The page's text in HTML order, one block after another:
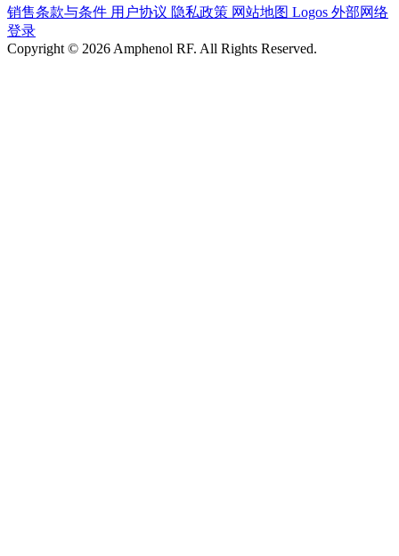
销售条款与条件 用户协议 隐私政策 网站地图 Logos 外部网络
登录
Copyright © 2026 Amphenol RF. All Rights Reserved.